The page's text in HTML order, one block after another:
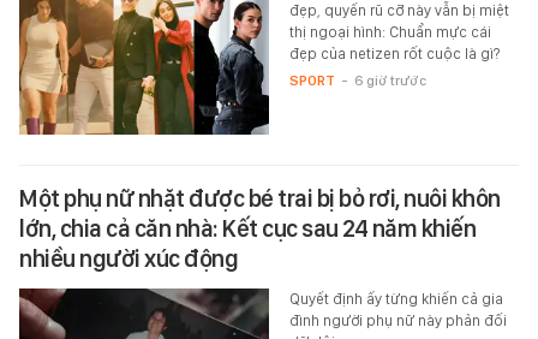
đẹp, quyến rũ cỡ này vẫn bị miệt
thị ngoại hình: Chuẩn mực cái
đẹp của netizen rốt cuộc là gì?
SPORT - 6 giờ trước
Một phụ nữ nhặt được bé trai bị bỏ rơi, nuôi khôn
lớn, chia cả căn nhà: Kết cục sau 24 năm khiến
nhiều người xúc động
Quyết định ấy từng khiến cả gia
đình người phụ nữ này phản đối